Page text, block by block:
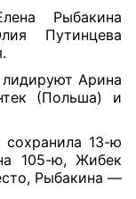
Рыбакина
Путинцева
Арина
(Польша) и
13-ю
105-ю, Жибек
Рыбакина —